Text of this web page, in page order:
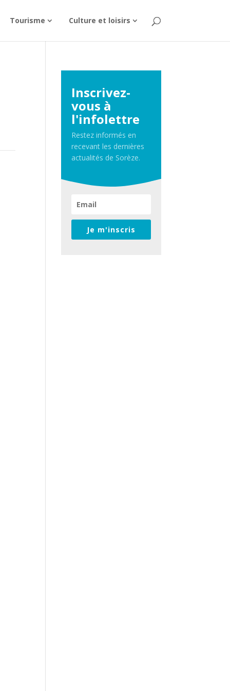
Tourisme Culture et loisirs
Inscrivez-
vous à
l'infolettre
Restez informés en
recevant les dernières
actualités de Sorèze.
Je m'inscris